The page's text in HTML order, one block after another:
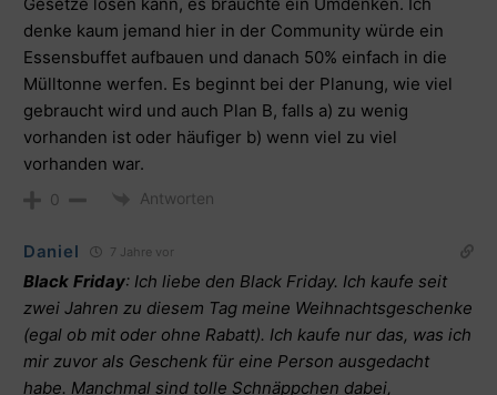
denke kaum jemand hier in der Community würde ein
Essensbuffet aufbauen und danach 50% einfach in die
Mülltonne werfen. Es beginnt bei der Planung, wie viel
gebraucht wird und auch Plan B, falls a) zu wenig
vorhanden ist oder häufiger b) wenn viel zu viel
vorhanden war.
0 Antworten
Daniel 7 Jahre vor
Black Friday: Ich liebe den Black Friday. Ich kaufe seit
zwei Jahren zu diesem Tag meine Weihnachtsgeschenke
(egal ob mit oder ohne Rabatt). Ich kaufe nur das, was ich
mir zuvor als Geschenk für eine Person ausgedacht
habe. Manchmal sind tolle Schnäppchen dabei,